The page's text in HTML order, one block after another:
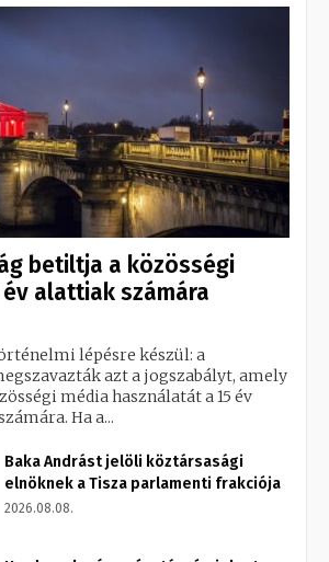
betiltja a közösségi
alattiak számára
lépésre készül: a
azt a jogszabályt, amely
média használatát a 15 év
Ha a...
Baka Andrást jelöli köztársasági
elnöknek a Tisza parlamenti frakciója
2026.08.08.